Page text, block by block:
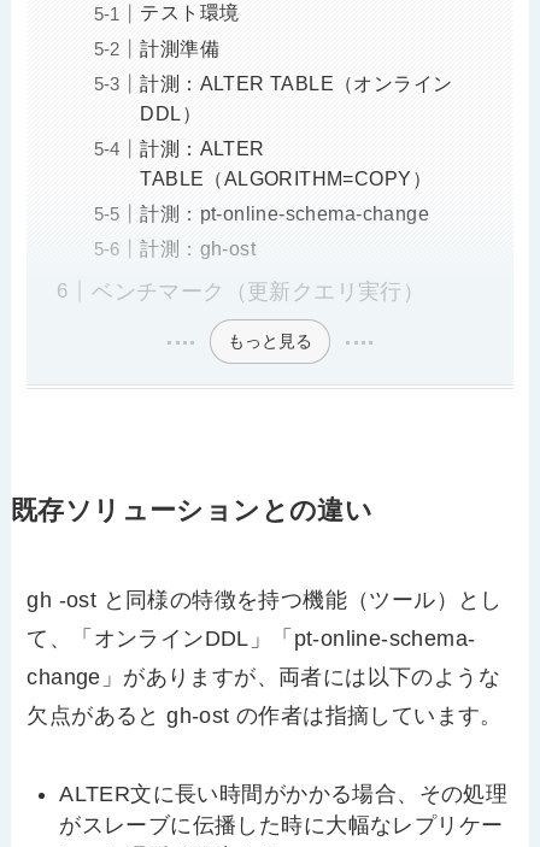
テスト環境
計測準備
計測：ALTER TABLE（オンライン
DDL）
計測：ALTER
TABLE（ALGORITHM=COPY）
計測：pt-online-schema-change
計測：gh-ost
ベンチマーク（更新クエリ実行）
もっと見る
既存ソリューションとの違い
gh -ost と同様の特徴を持つ機能（ツール）とし
て、「オンラインDDL」「pt-online-schema-
change」がありますが、両者には以下のような
欠点があると gh-ost の作者は指摘しています。
ALTER文に長い時間がかかる場合、その処理
がスレーブに伝播した時に大幅なレプリケー